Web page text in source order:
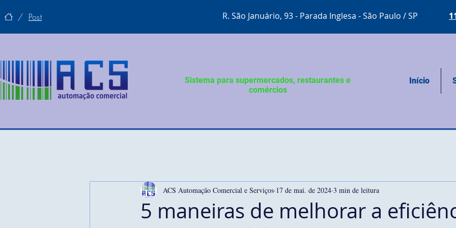
/ Post R. São Januário, 93 - Parada Inglesa - São Paulo / SP
Sistema para supermercados, restaurantes e
comércios
5 maneiras de melhorar a
ACS Automação Comercial e Serviços 17 de mai. de 2024 3 min de leitura
Início